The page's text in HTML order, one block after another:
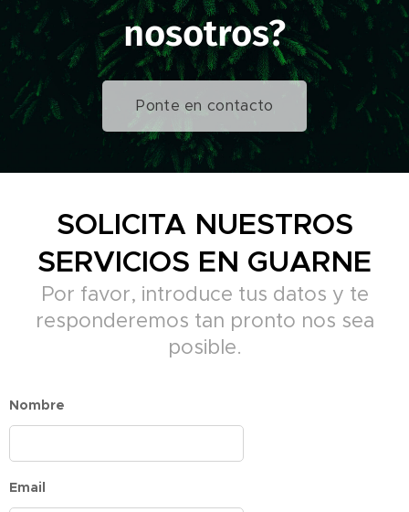
nosotros?
Ponte en contacto
SOLICITA NUESTROS
SERVICIOS EN GUARNE
Por favor, introduce tus datos y te
responderemos tan pronto nos sea
posible.
Nombre
Email